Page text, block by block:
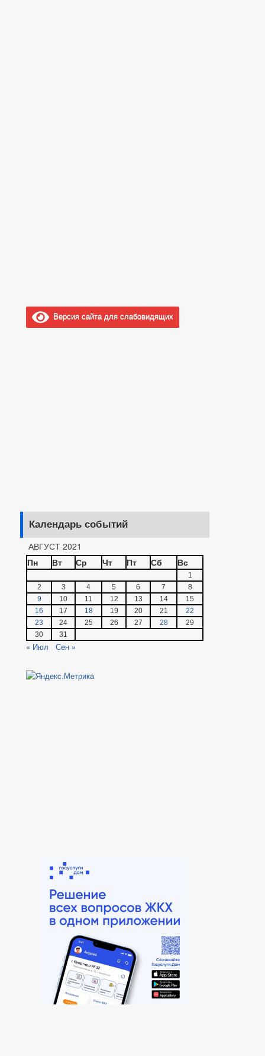
Версия сайта для слабовидящих
Календарь событий
АВГУСТ 2021
Пн
Вт Ср Чт Пт Сб Вс
1
2
3 4 5 6 7
8
9
10 11 12 13 14
15
16
17 18 19 20 21
22
23
24 25 26 27 28
29
30
31
« Июл Сен »